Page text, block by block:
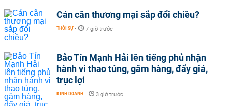
Cán cân thương mại sắp đổi chiều?
THỜI SỰ - 7 giờ trước
Bảo Tín Mạnh Hải lên tiếng phủ nhận
hành vi thao túng, găm hàng, đẩy giá,
trục lợi
KINH DOANH - 3 giờ trước